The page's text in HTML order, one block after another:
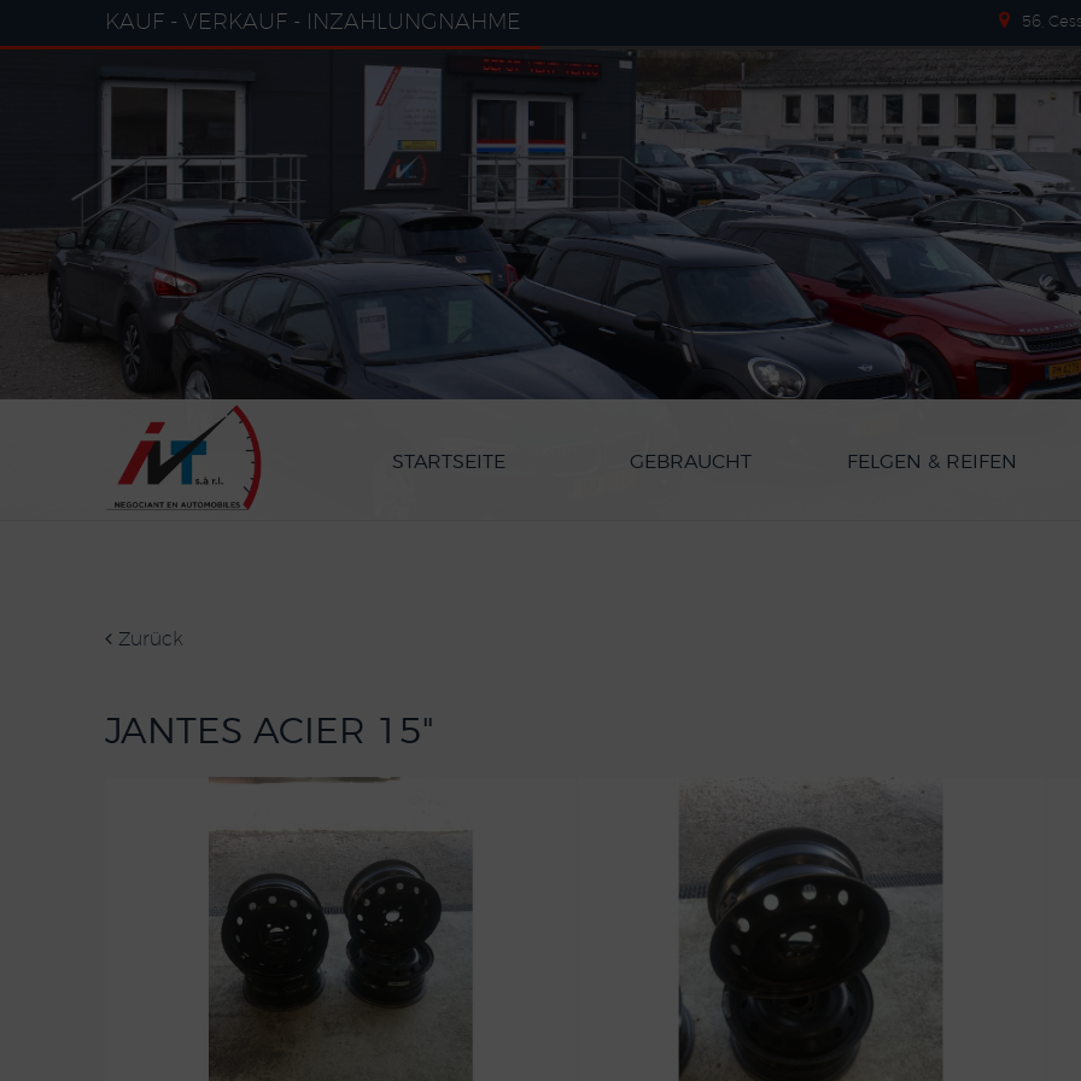
KAUF - VERKAUF - INZAHLUNGNAHME 56,
STARTSEITE GEBRAUCHT FELGEN & REIFEN
Zurück
JANTES ACIER 15"
Cookie-Einstellungen